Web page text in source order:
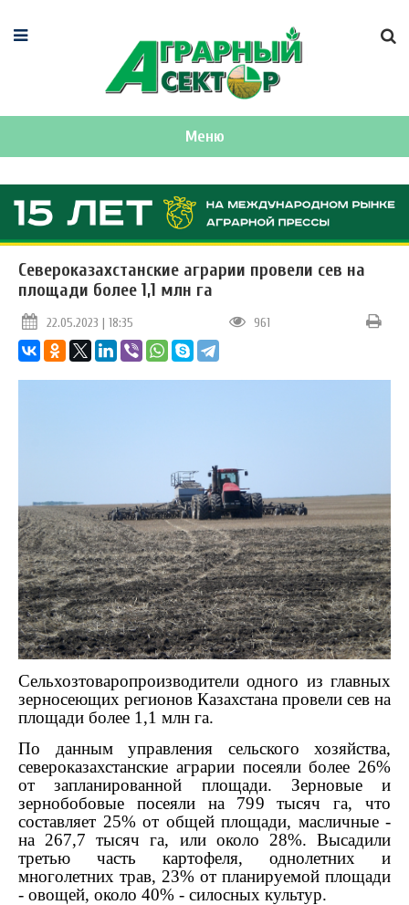
Меню
Североказахстанские аграрии провели сев на
площади более 1,1 млн га
22.05.2023 | 18:35 961
Сельхозтоваропроизводители одного из главных
зерносеющих регионов Казахстана провели сев на
площади более 1,1 млн га.
По данным управления сельского хозяйства,
североказахстанские аграрии посеяли более 26%
от запланированной площади. Зерновые и
зернобобовые посеяли на 799 тысяч га, что
составляет 25% от общей площади, масличные -
на 267,7 тысяч га, или около 28%. Высадили
третью часть картофеля, однолетних и
многолетних трав, 23% от планируемой площади
- овощей, около 40% - силосных культур.